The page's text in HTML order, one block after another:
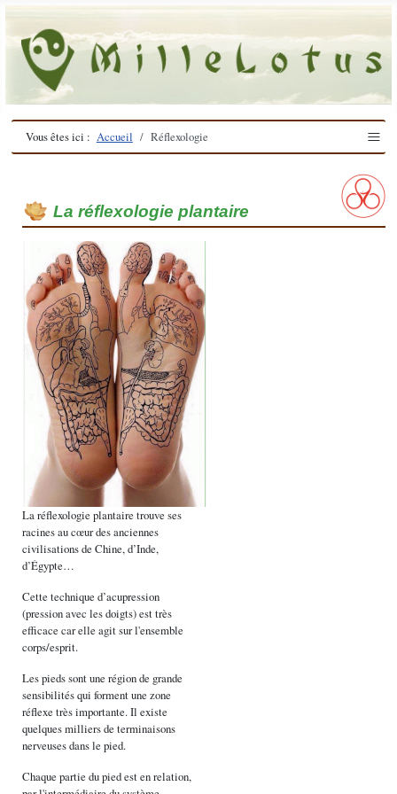
Vous êtes ici : Accueil Réflexologie ≡
La réflexologie plantaire
La réflexologie plantaire trouve ses
racines au cœur des anciennes
civilisations de Chine, d’Inde,
d’Égypte…
Cette technique d’acupression
(pression avec les doigts) est très
efficace car elle agit sur l'ensemble
corps/esprit.
Les pieds sont une région de grande
sensibilités qui forment une zone
réflexe très importante. Il existe
quelques milliers de terminaisons
nerveuses dans le pied.
Chaque partie du pied est en relation,